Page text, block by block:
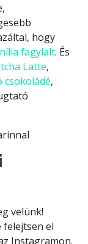
hogy
fagylalt. És
Latte,
,
velünk!
felejtsen el
Instagramon.